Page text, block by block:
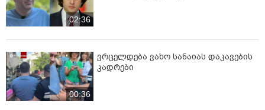
02:36
00:36
ვრცელდება ვახო სანაიას დაკავების
კადრები